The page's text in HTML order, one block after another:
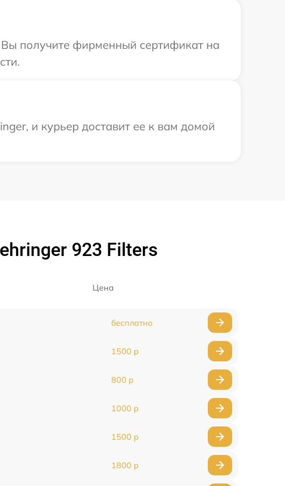
получите фирменный сертификат на
и курьер доставит ее к вам домой
923 Filters
Цена
бесплатно
1500 р
800 р
1000 р
1500 р
1800 р